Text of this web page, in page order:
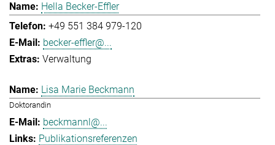
Hella Becker-Effler
+49 551 384 979-120
becker-effler@...
Verwaltung
Lisa Marie Beckmann
Doktorandin
beckmannl@...
Publikationsreferenzen